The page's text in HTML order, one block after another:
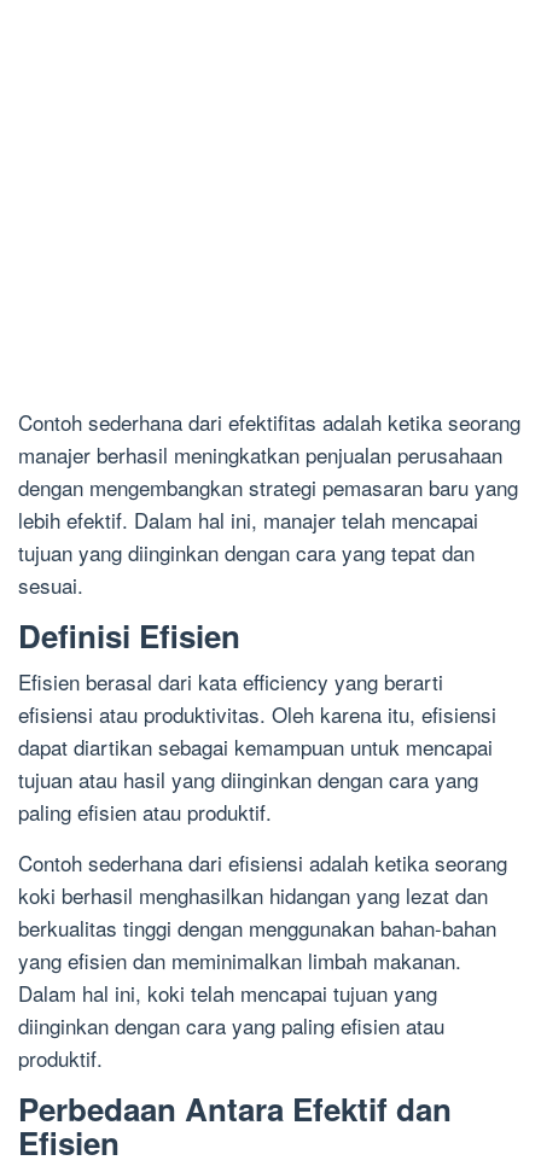
Contoh sederhana dari efektifitas adalah ketika seorang
manajer berhasil meningkatkan penjualan perusahaan
dengan mengembangkan strategi pemasaran baru yang
lebih efektif. Dalam hal ini, manajer telah mencapai
tujuan yang diinginkan dengan cara yang tepat dan
sesuai.
Definisi Efisien
Efisien berasal dari kata efficiency yang berarti
efisiensi atau produktivitas. Oleh karena itu, efisiensi
dapat diartikan sebagai kemampuan untuk mencapai
tujuan atau hasil yang diinginkan dengan cara yang
paling efisien atau produktif.
Contoh sederhana dari efisiensi adalah ketika seorang
koki berhasil menghasilkan hidangan yang lezat dan
berkualitas tinggi dengan menggunakan bahan-bahan
yang efisien dan meminimalkan limbah makanan.
Dalam hal ini, koki telah mencapai tujuan yang
diinginkan dengan cara yang paling efisien atau
produktif.
Perbedaan Antara Efektif dan
Efisien